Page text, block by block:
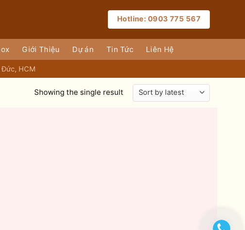
Hotline: 0903 775 567
Giới Thiệu Dự án Tin Tức Liên Hệ
Đức, HCM
Showing the single result